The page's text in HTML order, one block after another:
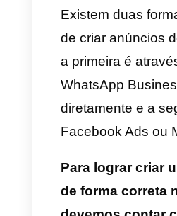
amigos,
trabalho e
significa que
que dentro
existem são
encontrem
fazer